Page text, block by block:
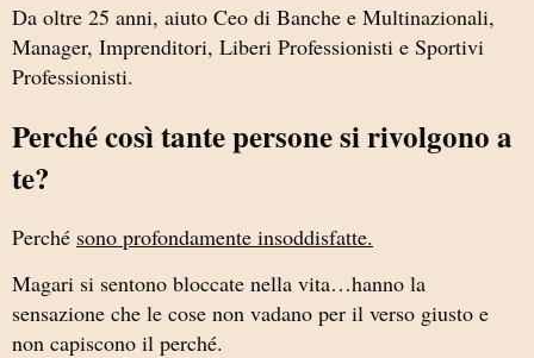
Da oltre 25 anni, aiuto Ceo di Banche e Multinazionali,
Manager, Imprenditori, Liberi Professionisti e Sportivi
Professionisti.
Perché così tante persone si rivolgono a
te?
Perché sono profondamente insoddisfatte.
Magari si sentono bloccate nella vita…hanno la
sensazione che le cose non vadano per il verso giusto e
non capiscono il perché.